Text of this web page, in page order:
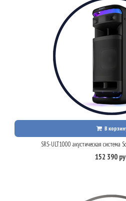
В
SRS-ULT1000 акустическая система
152 390